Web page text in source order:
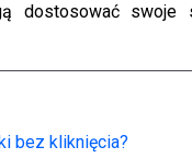
dostosować swoje
bez kliknięcia?